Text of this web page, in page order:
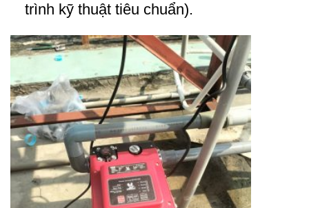
trình kỹ thuật tiêu chuẩn).